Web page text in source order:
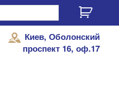
Киев, Оболонский
проспект 16, оф.17